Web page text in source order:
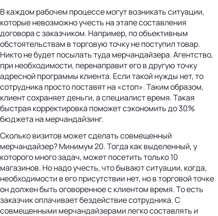
В каждом рабочем процессе могут возникать ситуации,
которые невозможно учесть на этапе составления
договора с заказчиком. Например, по объективным
обстоятельствам в торговую точку не поступил товар.
Никто не будет посылать туда мерчандайзера. Агентство,
при необходимости, перенаправит его в другую точку
адресной программы клиента. Если такой нужды нет, то
сотрудника просто поставят на «стоп». Таким образом,
клиент сохраняет деньги, а специалист время. Такая
быстрая корректировка поможет сэкономить до 30%
бюджета на мерчандайзинг.
Сколько визитов может сделать совмещенный
мерчандайзер? Минимум 20. Тогда как выделенный, у
которого много задач, может посетить только 10
магазинов. Но надо учесть, что бывают ситуации, когда,
необходимости в его присутствии нет, но в торговой точке
он должен быть оговоренное с клиентом время. То есть
заказчик оплачивает бездействие сотрудника. С
совмещенными мерчандайзерами легко составлять и